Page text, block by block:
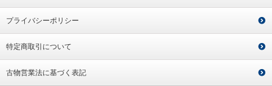
プライバシーポリシー
特定商取引について
古物営業法に基づく表記